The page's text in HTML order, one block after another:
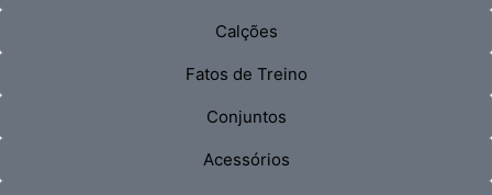
Calções
Fatos de Treino
Conjuntos
Acessórios